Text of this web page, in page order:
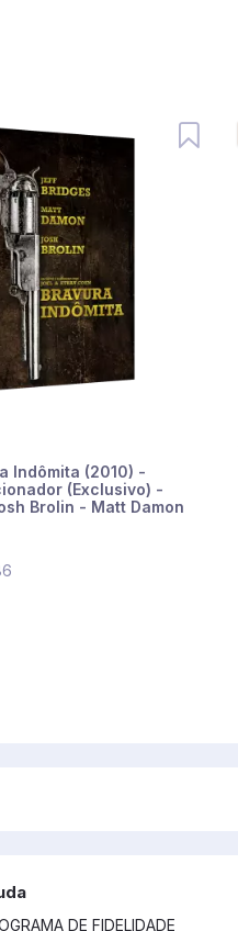
Indômita (2010) -
(Exclusivo) -
Brolin - Matt Damon
DE FIDELIDADE